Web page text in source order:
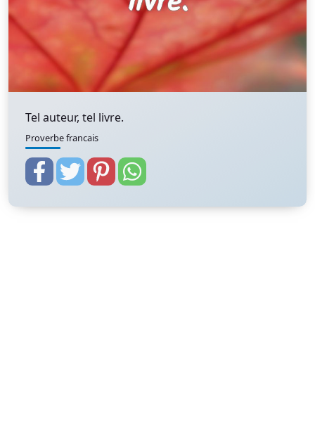
Tel auteur, tel livre.
Proverbe francais